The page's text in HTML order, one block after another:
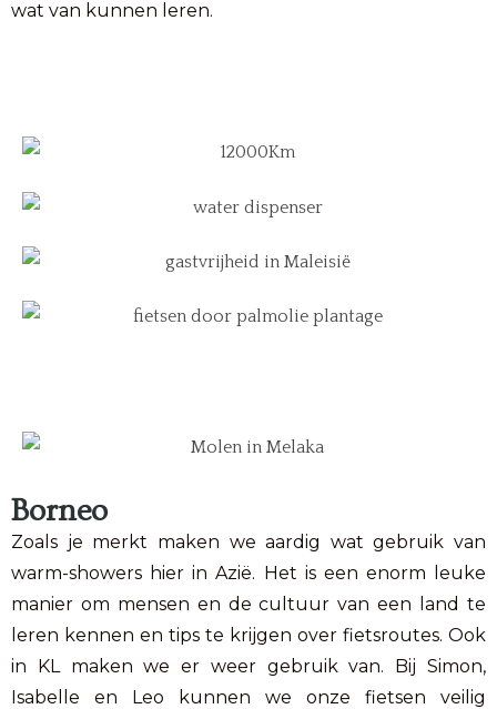
wat van kunnen leren.
Borneo
Zoals je merkt maken we aardig wat gebruik van
warm-showers hier in Azië. Het is een enorm leuke
manier om mensen en de cultuur van een land te
leren kennen en tips te krijgen over fietsroutes. Ook
in KL maken we er weer gebruik van. Bij Simon,
Isabelle en Leo kunnen we onze fietsen veilig